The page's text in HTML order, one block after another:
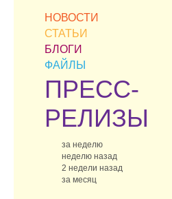
НОВОСТИ
СТАТЬИ
БЛОГИ
ФАЙЛЫ
ПРЕСС-
РЕЛИЗЫ
за неделю
неделю назад
2 недели назад
за месяц